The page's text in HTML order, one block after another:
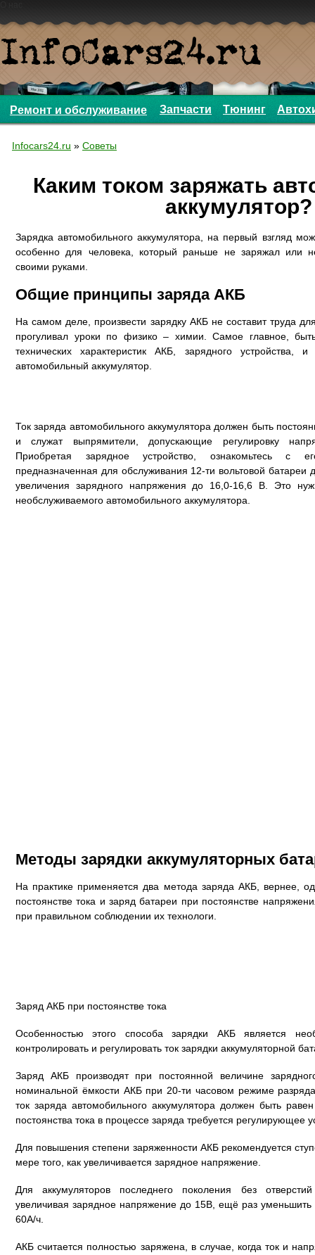
Ремонт и обслуживание Запчасти Тюнинг
Infocars24.ru » Советы
Каким током заряжать
аккумулятор?
Зарядка автомобильного аккумулятора, на первый взгляд
особенно для человека, который раньше не заряжал или
своими руками.
Общие принципы заряда АКБ
На самом деле, произвести зарядку АКБ не составит труда
прогуливал уроки по физико – химии. Самое главное,
технических характеристик АКБ, зарядного устройства,
автомобильный аккумулятор.
Ток заряда автомобильного аккумулятора должен быть
и служат выпрямители, допускающие регулировку
Приобретая зарядное устройство, ознакомьтесь с
предназначенная для обслуживания 12-ти вольтовой батареи
увеличения зарядного напряжения до 16,0-16,6 В. Это
необслуживаемого автомобильного аккумулятора.
Методы зарядки аккумуляторных
На практике применяется два метода заряда АКБ, вернее,
постоянстве тока и заряд батареи при постоянстве
при правильном соблюдении их технологи.
Заряд АКБ при постоянстве тока
Особенностью этого способа зарядки АКБ является
контролировать и регулировать ток зарядки аккумуляторной
Заряд АКБ производят при постоянной величине
номинальной ёмкости АКБ при 20-ти часовом режиме
ток заряда автомобильного аккумулятора должен быть
постоянства тока в процессе заряда требуется регулирующее
Для повышения степени заряженности АКБ рекомендуется
мере того, как увеличивается зарядное напряжение.
Для аккумуляторов последнего поколения без
увеличивая зарядное напряжение до 15В, ещё раз
60А/ч.
АКБ считается полностью заряжена, в случае, когда ток и